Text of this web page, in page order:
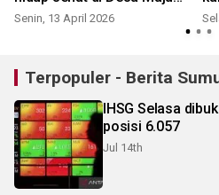
Prudential
Senin, 13 April 2026
Terpopuler - Berita
IHSG Selasa
posisi 6.057
Jul 14th